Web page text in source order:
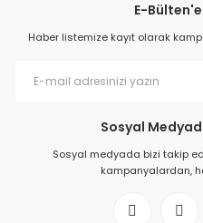
E-
Haber listemize kayıt olarak
Sosyal
Sosyal medyada bizi takip
kampanyalardan,